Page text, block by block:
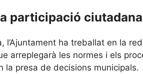
participació ciutadana
l’Ajuntament ha treballat en la
arreplegarà les normes i els
la presa de decisions municipals.